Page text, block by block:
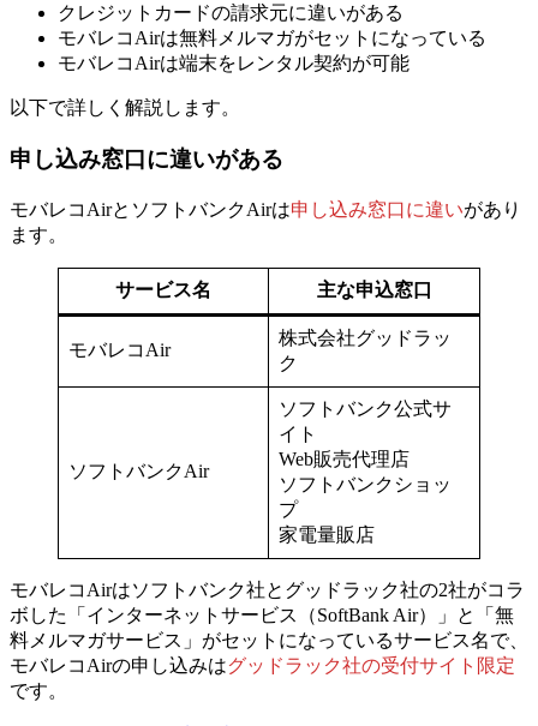
クレジットカードの請求元に違いがある
モバレコAirは無料メルマガがセットになっている
モバレコAirは端末をレンタル契約が可能
以下で詳しく解説します。
申し込み窓口に違いがある
モバレコAirとソフトバンクAirは申し込み窓口に違いがあり
ます。
サービス名 主な申込窓口
モバレコAir
株式会社グッドラッ
ク
ソフトバンクAir
ソフトバンク公式サ
イト
Web販売代理店
ソフトバンクショッ
プ
家電量販店
モバレコAirはソフトバンク社とグッドラック社の2社がコラ
ボした「インターネットサービス（SoftBank Air）」と「無
料メルマガサービス」がセットになっているサービス名で、
モバレコAirの申し込みはグッドラック社の受付サイト限定
です。